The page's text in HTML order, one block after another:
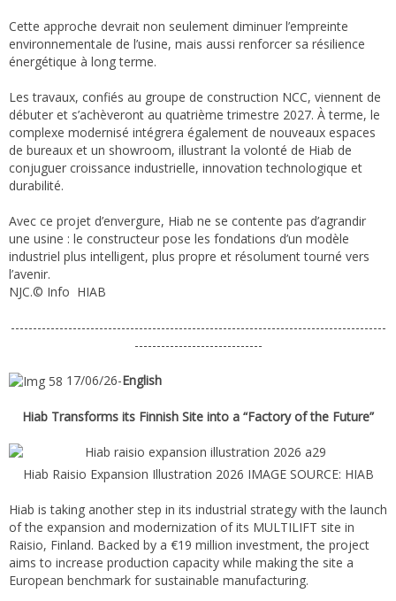
Cette approche devrait non seulement diminuer l’empreinte
environnementale de l’usine, mais aussi renforcer sa résilience
énergétique à long terme.
Les travaux, confiés au groupe de construction NCC, viennent de
débuter et s’achèveront au quatrième trimestre 2027. À terme, le
complexe modernisé intégrera également de nouveaux espaces
de bureaux et un showroom, illustrant la volonté de Hiab de
conjuguer croissance industrielle, innovation technologique et
durabilité.
Avec ce projet d’envergure, Hiab ne se contente pas d’agrandir
une usine : le constructeur pose les fondations d’un modèle
industriel plus intelligent, plus propre et résolument tourné vers
l’avenir.
NJC.© Info HIAB
-------------------------------------------------------------------------------------
-----------------------------
17/06/26-English
Hiab Transforms its Finnish Site into a “Factory of the Future”
Hiab Raisio Expansion Illustration 2026 IMAGE SOURCE: HIAB
Hiab is taking another step in its industrial strategy with the launch
of the expansion and modernization of its MULTILIFT site in
Raisio, Finland. Backed by a €19 million investment, the project
aims to increase production capacity while making the site a
European benchmark for sustainable manufacturing.